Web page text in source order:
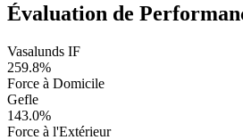
Évaluation de
Vasalunds IF
259.8%
Force à Domicile
Gefle
143.0%
Force à l'Extérieur